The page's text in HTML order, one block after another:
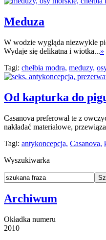
Meduza
W wodzie wygląda niezwykle
Wydaje się delikatna i wiotka...»
Tagi: chełbia modra, meduzy,
Od kapturka do
Casanova preferował te z
nakładać materiałowe,
Tagi: antykoncepcja, Casanova,
Wyszukiwarka
Archiwum
Okładka numeru
2010